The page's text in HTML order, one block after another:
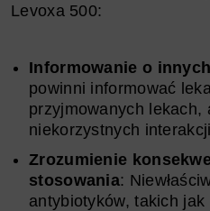
Levoxa 500:
Informowanie o
powinni informować
przyjmowanych lekach,
niekorzystnych
Zrozumienie
stosowania:
antybiotyków, takich